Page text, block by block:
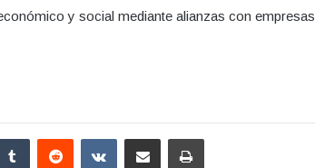
y social mediante alianzas con empresas
Tumblr Reddit VKontakteCompartir por correo electrónicoImprimir